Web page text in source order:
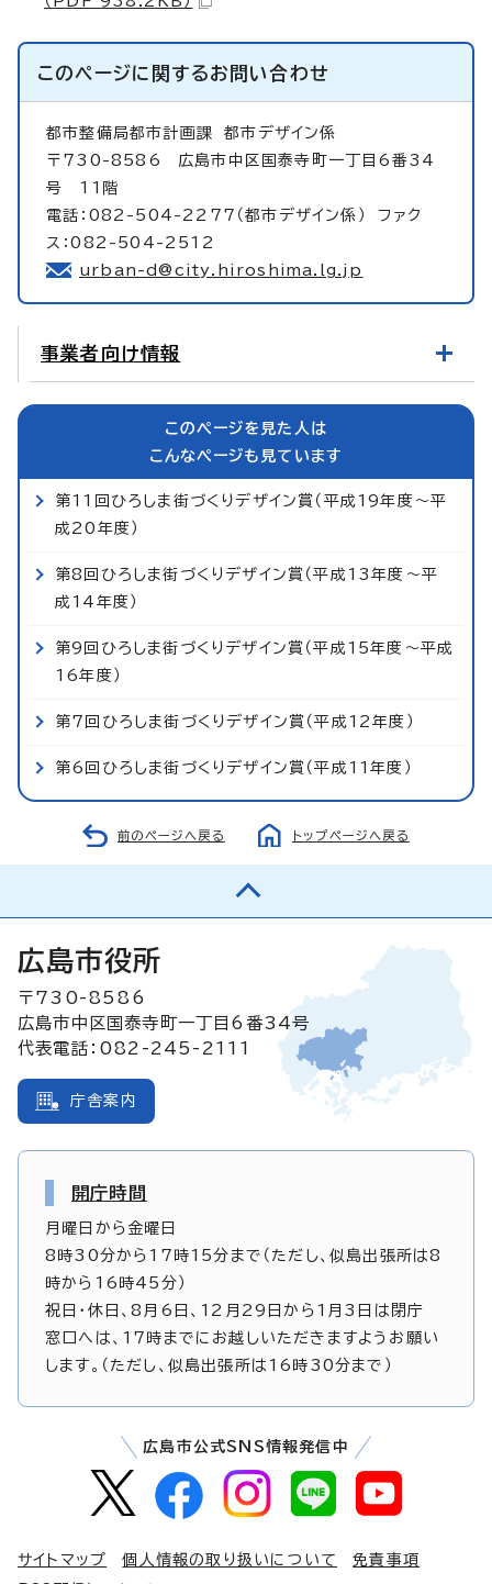
このページに関するお問い合わせ
都市整備局都市計画課都市デザイン係
〒730-8586 広島市中区国泰寺町一丁目6番34
号 11階
電話：082-504-2277（都市デザイン係） ファク
ス：082-504-2512
urban-d@city.hiroshima.lg.jp
事業者向け情報
このページを見た人は
こんなページも見ています
第11回ひろしま街づくりデザイン賞（平成19年度～平
成20年度）
第8回ひろしま街づくりデザイン賞（平成13年度～平
成14年度）
第9回ひろしま街づくりデザイン賞（平成15年度～平成
16年度）
第7回ひろしま街づくりデザイン賞（平成12年度）
第6回ひろしま街づくりデザイン賞（平成11年度）
前のページへ戻る トップページへ戻る
広島市役所
〒730-8586
広島市中区国泰寺町一丁目6番34号
代表電話：082-245-2111
庁舎案内
開庁時間
月曜日から金曜日
8時30分から17時15分まで（ただし、似島出張所は8
時から16時45分）
祝日・休日、8月6日、12月29日から1月3日は閉庁
窓口へは、17時までにお越しいただきますようお願い
します。（ただし、似島出張所は16時30分まで）
広島市公式SNS情報発信中
サイトマップ 個人情報の取り扱いについて
免責事項